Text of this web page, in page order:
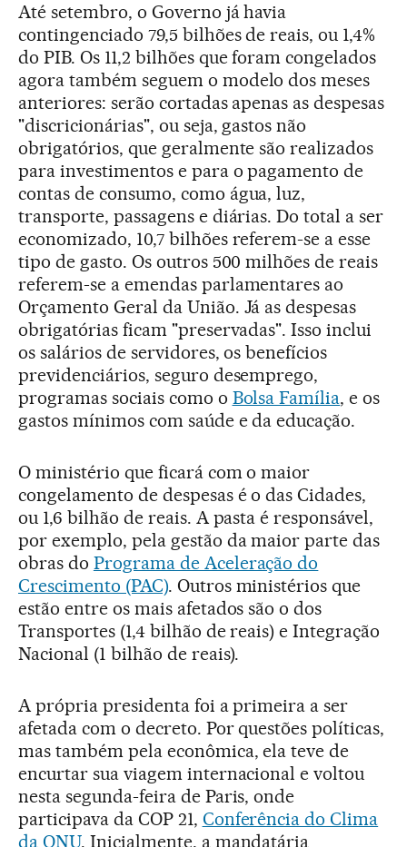
Até setembro, o Governo já havia
contingenciado 79,5 bilhões de reais, ou 1,4%
do PIB. Os 11,2 bilhões que foram congelados
agora também seguem o modelo dos meses
anteriores: serão cortadas apenas as despesas
"discricionárias", ou seja, gastos não
obrigatórios, que geralmente são realizados
para investimentos e para o pagamento de
contas de consumo, como água, luz,
transporte, passagens e diárias. Do total a ser
economizado, 10,7 bilhões referem-se a esse
tipo de gasto. Os outros 500 milhões de reais
referem-se a emendas parlamentares ao
Orçamento Geral da União. Já as despesas
obrigatórias ficam "preservadas". Isso inclui
os salários de servidores, os benefícios
previdenciários, seguro desemprego,
programas sociais como o Bolsa Família, e os
gastos mínimos com saúde e da educação.
O ministério que ficará com o maior
congelamento de despesas é o das Cidades,
ou 1,6 bilhão de reais. A pasta é responsável,
por exemplo, pela gestão da maior parte das
obras do Programa de Aceleração do
Crescimento (PAC). Outros ministérios que
estão entre os mais afetados são o dos
Transportes (1,4 bilhão de reais) e Integração
Nacional (1 bilhão de reais).
A própria presidenta foi a primeira a ser
afetada com o decreto. Por questões políticas,
mas também pela econômica, ela teve de
encurtar sua viagem internacional e voltou
nesta segunda-feira de Paris, onde
participava da COP 21, Conferência do Clima
da ONU. Inicialmente, a mandatária